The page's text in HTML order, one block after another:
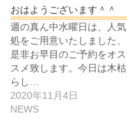
おはようございます＾＾
週の真ん中水曜日は、人気
処をご用意いたしました、
是非お早目のご予約をオス
スメ致します。今日は木枯
らし…
2020年11月4日
NEWS